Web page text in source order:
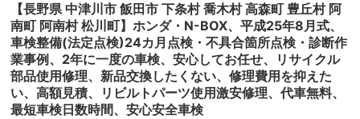
【長野県 中津川市 飯田市 下条村 喬木村 高森町 豊丘村 阿
南町 阿南村 松川町】ホンダ・N-BOX、平成25年8月式、
車検整備(法定点検)24カ月点検・不具合箇所点検・診断作
業事例、2年に一度の車検、安心してお任せ、リサイクル
部品使用修理、新品交換したくない、修理費用を抑えた
い、高額見積、リビルトパーツ使用激安修理、代車無料、
最短車検日数時間、安心安全車検